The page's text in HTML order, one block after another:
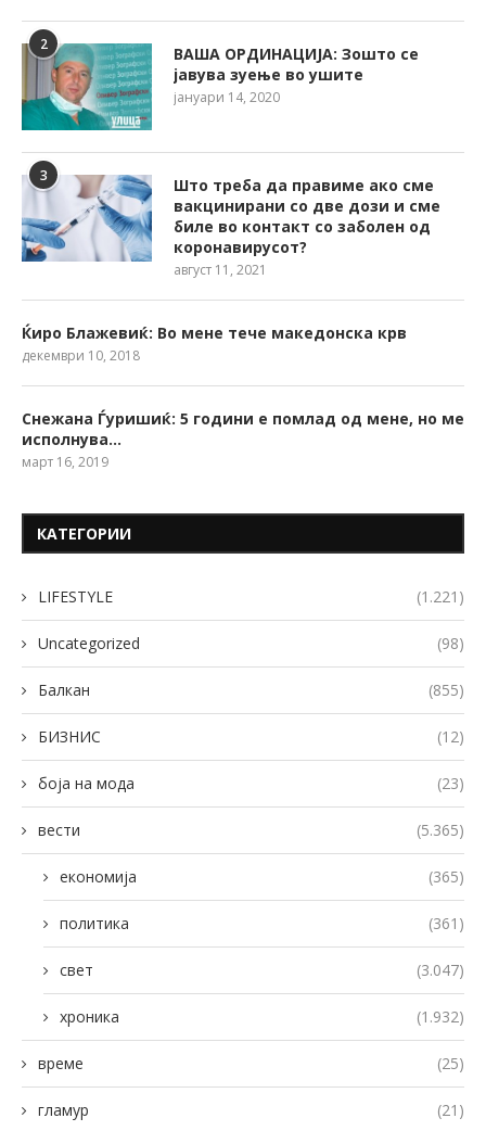
2
ВАША ОРДИНАЦИЈА: Зошто се
јавува зуење во ушите
јануари 14, 2020
3
Што треба да правиме ако сме
вакцинирани со две дози и сме
биле во контакт со заболен од
коронавирусот?
август 11, 2021
Ќиро Блажевиќ: Во мене тече македонска крв
декември 10, 2018
Снежана Ѓуришиќ: 5 години е помлад од мене, но ме
исполнува…
март 16, 2019
КАТЕГОРИИ
LIFESTYLE (1.221)
Uncategorized (98)
Балкан (855)
БИЗНИС (12)
боја на мода (23)
вести (5.365)
економија (365)
политика (361)
свет (3.047)
хроника (1.932)
време (25)
гламур (21)